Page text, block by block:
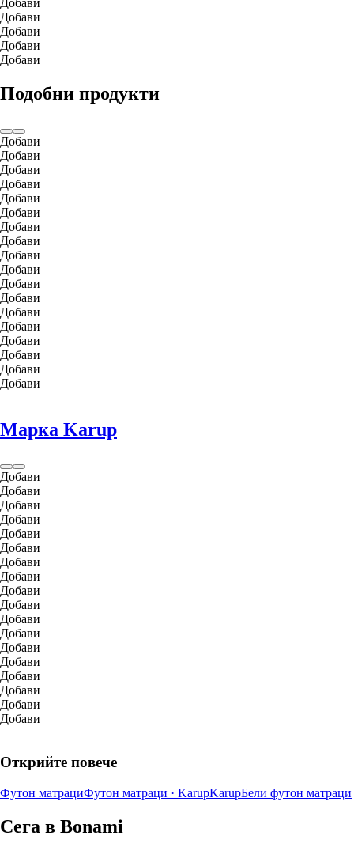
Добави
Добави
Добави
Добави
Подобни продукти
Добави
Добави
Добави
Добави
Добави
Добави
Добави
Добави
Добави
Добави
Добави
Добави
Добави
Добави
Добави
Добави
Добави
Добави
Марка Karup
Добави
Добави
Добави
Добави
Добави
Добави
Добави
Добави
Добави
Добави
Добави
Добави
Добави
Добави
Добави
Добави
Добави
Добави
Открийте повече
Футон матрациФутон матраци · KarupKarupБели футон матраци
Сега в Bonami